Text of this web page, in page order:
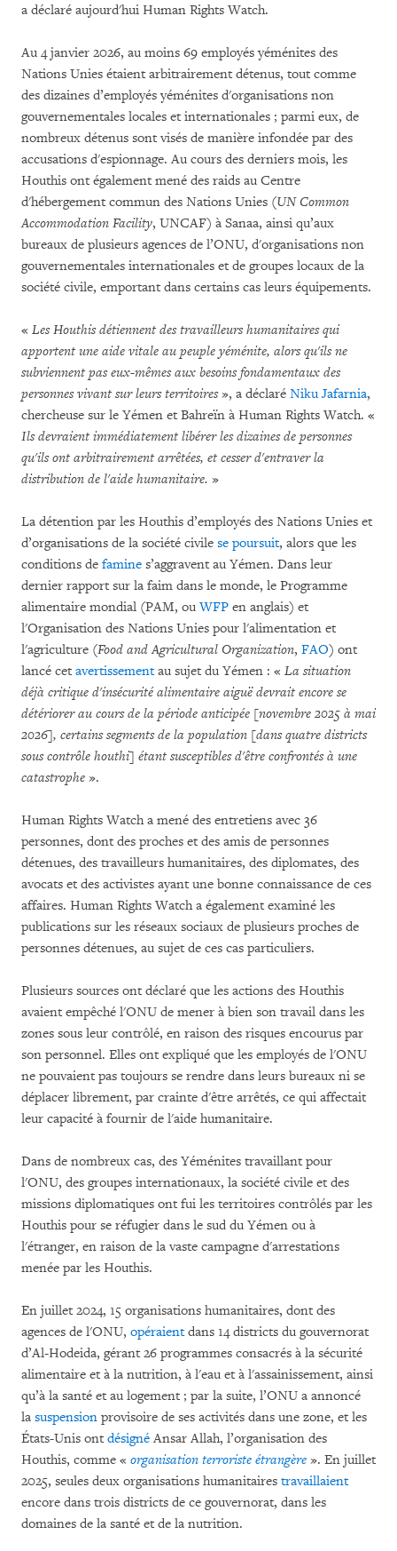
a déclaré aujourd'hui Human Rights Watch.
Au 4 janvier 2026, au moins 69 employés yéménites des
Nations Unies étaient arbitrairement détenus, tout comme
des dizaines d’employés yéménites d'organisations non
gouvernementales locales et internationales ; parmi eux, de
nombreux détenus sont visés de manière infondée par des
accusations d'espionnage. Au cours des derniers mois, les
Houthis ont également mené des raids au Centre
d'hébergement commun des Nations Unies (UN Common
Accommodation Facility, UNCAF) à Sanaa, ainsi qu’aux
bureaux de plusieurs agences de l’ONU, d'organisations non
gouvernementales internationales et de groupes locaux de la
société civile, emportant dans certains cas leurs équipements.
« Les Houthis détiennent des travailleurs humanitaires qui
apportent une aide vitale au peuple yéménite, alors qu'ils ne
subviennent pas eux-mêmes aux besoins fondamentaux des
personnes vivant sur leurs territoires», a déclaré Niku Jafarnia,
chercheuse sur le Yémen et Bahreïn à Human Rights Watch. «
Ils devraient immédiatement libérer les dizaines de personnes
qu'ils ont arbitrairement arrêtées, et cesser d'entraver la
distribution de l'aide humanitaire. »
La détention par les Houthis d’employés des Nations Unies et
d’organisations de la société civile se poursuit, alors que les
conditions de famine s’aggravent au Yémen. Dans leur
dernier rapport sur la faim dans le monde, le Programme
alimentaire mondial (PAM, ouWFP en anglais) et
l'Organisation des Nations Unies pour l'alimentation et
l'agriculture (Food and Agricultural Organization, FAO) ont
lancé cet avertissementau sujet du Yémen : « La situation
déjà critique d'insécurité alimentaire aiguë devrait encore se
détériorer au cours de la période anticipée [novembre 2025 à mai
2026], certains segments de la population [dans quatre districts
sous contrôle houthi] étant susceptibles d'être confrontés à une
catastrophe ».
Human Rights Watch a mené des entretiens avec 36
personnes, dont des proches et des amis de personnes
détenues, des travailleurs humanitaires, des diplomates, des
avocats et des activistes ayant une bonne connaissance de ces
affaires. Human Rights Watch a également examiné les
publications sur les réseaux sociaux de plusieurs proches de
personnes détenues, au sujet de ces cas particuliers.
Plusieurs sources ont déclaré que les actions des Houthis
avaient empêché l'ONU de mener à bien son travail dans les
zones sous leur contrôlé, en raison des risques encourus par
son personnel. Elles ont expliqué que les employés de l'ONU
ne pouvaient pas toujours se rendre dans leurs bureaux ni se
déplacer librement, par crainte d'être arrêtés, ce qui affectait
leur capacité à fournir de l'aide humanitaire.
Dans de nombreux cas, des Yéménites travaillant pour
l'ONU, des groupes internationaux, la société civile et des
missions diplomatiques ont fui les territoires contrôlés par les
Houthis pour se réfugier dans le sud du Yémen ou à
l'étranger, en raison de la vaste campagne d'arrestations
menée par les Houthis.
En juillet 2024, 15 organisations humanitaires, dont des
agences de l'ONU, opéraientdans 14 districts du gouvernorat
d’Al-Hodeida, gérant 26 programmes consacrés à la sécurité
alimentaire et à la nutrition, à l'eau et à l'assainissement, ainsi
qu’à la santé et au logement ; par la suite, l’ONU a annoncé
la suspension provisoire de ses activités dans une zone, et les
États-Unis ont désignéAnsar Allah, l’organisation des
Houthis, comme « organisation terroriste étrangère ». En juillet
2025, seules deux organisations humanitaires travaillaient
encore dans trois districts de ce gouvernorat, dans les
domaines de la santé et de la nutrition.